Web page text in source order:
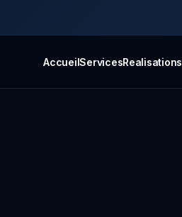
AccueilServicesRealisations